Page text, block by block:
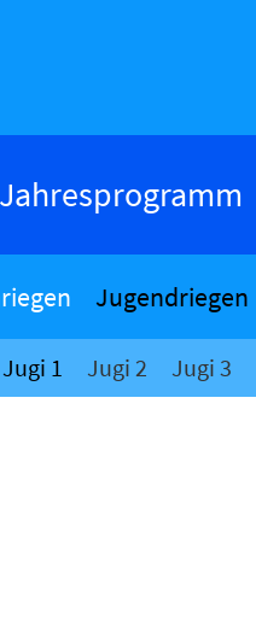
Jahresprogramm
Jugendriegen
Jugi 1 Jugi 2 Jugi 3